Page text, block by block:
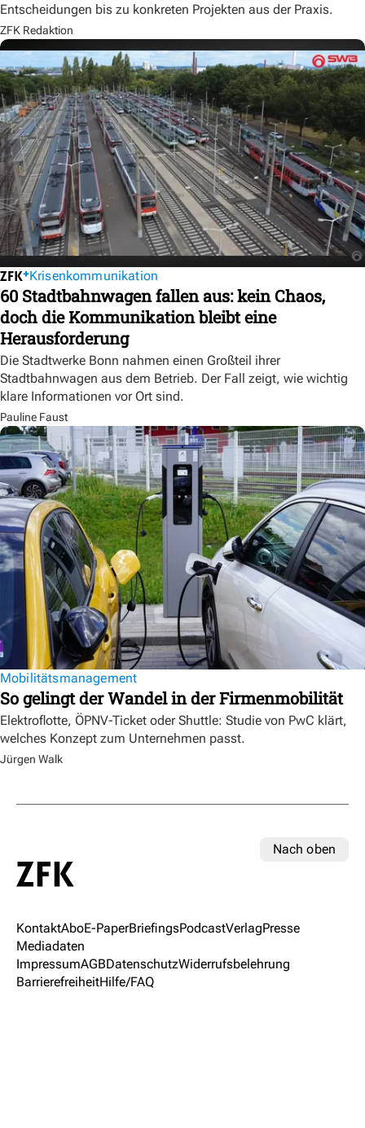
Entscheidungen bis zu konkreten Projekten aus der Praxis.
ZFK Redaktion
Krisenkommunikation
60 Stadtbahnwagen fallen aus: kein Chaos,
doch die Kommunikation bleibt eine
Herausforderung
Die Stadtwerke Bonn nahmen einen Großteil ihrer
Stadtbahnwagen aus dem Betrieb. Der Fall zeigt, wie wichtig
klare Informationen vor Ort sind.
Pauline Faust
Mobilitätsmanagement
So gelingt der Wandel in der Firmenmobilität
Elektroflotte, ÖPNV-Ticket oder Shuttle: Studie von PwC klärt,
welches Konzept zum Unternehmen passt.
Jürgen Walk
Nach oben
KontaktAboE-PaperBriefingsPodcastVerlagPresse
Mediadaten
ImpressumAGBDatenschutzWiderrufsbelehrung
BarrierefreiheitHilfe/FAQ